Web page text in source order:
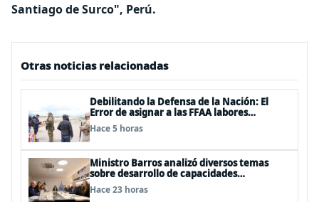
Santiago de Surco", Perú.
Otras noticias relacionadas
Debilitando la Defensa de la Nación: El
Error de asignar a las FFAA labores
policiales
Hace 5 horas
Ministro Barros analizó diversos temas
sobre desarrollo de capacidades
estratégicas en sesión del Consejo de
Política Espacial
Hace 23 horas